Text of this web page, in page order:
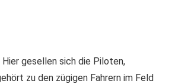
gesellen sich die Piloten,
zu den zügigen Fahrern im Feld